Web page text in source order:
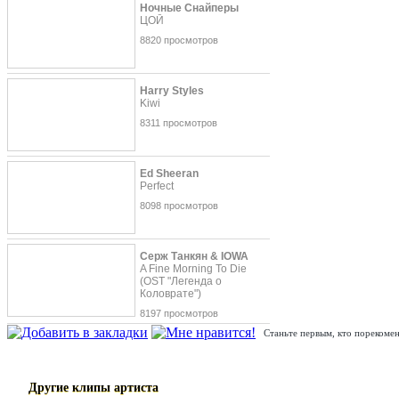
Ночные Снайперы
ЦОЙ
8820 просмотров
Harry Styles
Kiwi
8311 просмотров
Ed Sheeran
Perfect
8098 просмотров
Серж Танкян & IOWA
A Fine Morning To Die
(OST "Легенда о
Коловрате")
8197 просмотров
Станьте первым, кто
Другие клипы артиста